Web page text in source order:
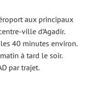
aux principaux
ville d’Agadir.
40 minutes environ.
à tard le soir.
par trajet.